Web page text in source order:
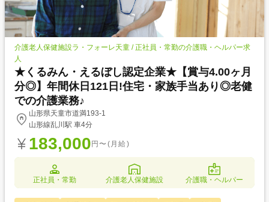
介護老人保健施設ラ・フォーレ天童 / 正社員・常勤の介護職・ヘルパー求
人
★くるみん・えるぼし認定企業★【賞与4.00ヶ月
分◎】年間休日121日!住宅・家族手当あり◎老健
での介護業務♪
山形県天童市道満193-1
山形線乱川駅 車4分
183,000 円〜(月給)
正社員・常勤 介護老人保健施設 介護職・ヘルパー